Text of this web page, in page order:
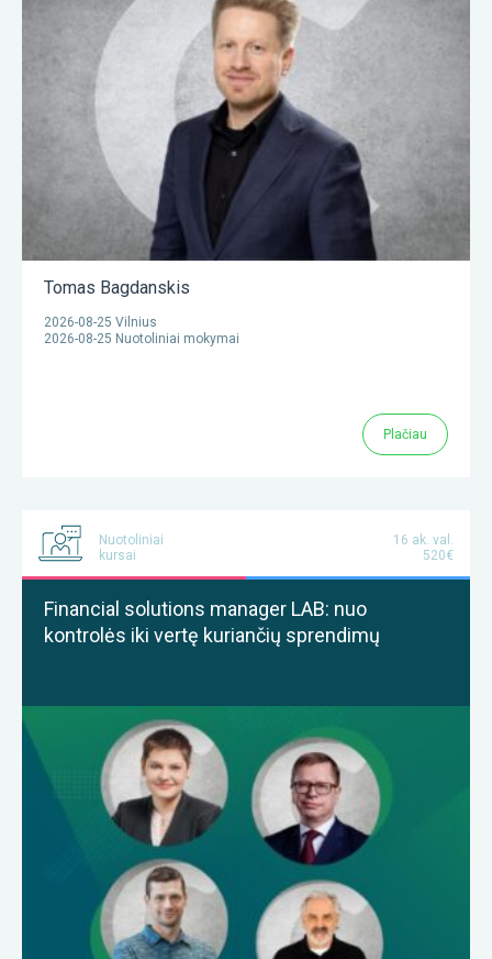
Tomas Bagdanskis
2026-08-25 Vilnius
2026-08-25 Nuotoliniai mokymai
Plačiau
Nuotoliniai
kursai
16 ak. val.
520€
Financial solutions manager LAB: nuo
kontrolės iki vertę kuriančių sprendimų